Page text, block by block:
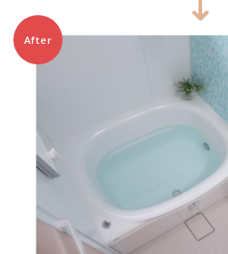
After